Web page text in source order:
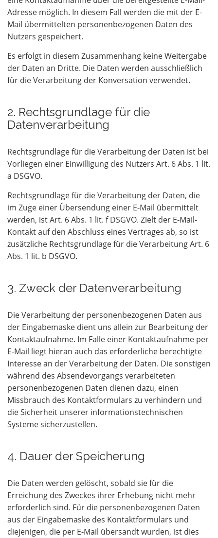
Adresse möglich. In diesem Fall werden die mit der E-
Mail übermittelten personenbezogenen Daten des
Nutzers gespeichert.
Es erfolgt in diesem Zusammenhang keine Weitergabe
der Daten an Dritte. Die Daten werden ausschließlich
für die Verarbeitung der Konversation verwendet.
2. Rechtsgrundlage für die
Datenverarbeitung
Rechtsgrundlage für die Verarbeitung der Daten ist bei
Vorliegen einer Einwilligung des Nutzers Art. 6 Abs. 1 lit.
a DSGVO.
Rechtsgrundlage für die Verarbeitung der Daten, die
im Zuge einer Übersendung einer E-Mail übermittelt
werden, ist Art. 6 Abs. 1 lit. f DSGVO. Zielt der E-Mail-
Kontakt auf den Abschluss eines Vertrages ab, so ist
zusätzliche Rechtsgrundlage für die Verarbeitung Art. 6
Abs. 1 lit. b DSGVO.
3. Zweck der Datenverarbeitung
Die Verarbeitung der personenbezogenen Daten aus
der Eingabemaske dient uns allein zur Bearbeitung der
Kontaktaufnahme. Im Falle einer Kontaktaufnahme per
E-Mail liegt hieran auch das erforderliche berechtigte
Interesse an der Verarbeitung der Daten. Die sonstigen
während des Absendevorgangs verarbeiteten
personenbezogenen Daten dienen dazu, einen
Missbrauch des Kontaktformulars zu verhindern und
die Sicherheit unserer informationstechnischen
Systeme sicherzustellen.
4. Dauer der Speicherung
Die Daten werden gelöscht, sobald sie für die
Erreichung des Zweckes ihrer Erhebung nicht mehr
erforderlich sind. Für die personenbezogenen Daten
aus der Eingabemaske des Kontaktformulars und
diejenigen, die per E-Mail übersandt wurden, ist dies